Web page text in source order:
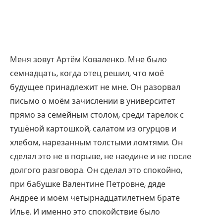
Меня зовут Артём Коваленко. Мне было
семнадцать, когда отец решил, что моё
будущее принадлежит не мне. Он разорвал
письмо о моём зачислении в университет
прямо за семейным столом, среди тарелок с
тушёной картошкой, салатом из огурцов и
хлебом, нарезанным толстыми ломтями. Он
сделал это не в порыве, не наедине и не после
долгого разговора. Он сделал это спокойно,
при бабушке Валентине Петровне, дяде
Андрее и моём четырнадцатилетнем брате
Илье. И именно это спокойствие было